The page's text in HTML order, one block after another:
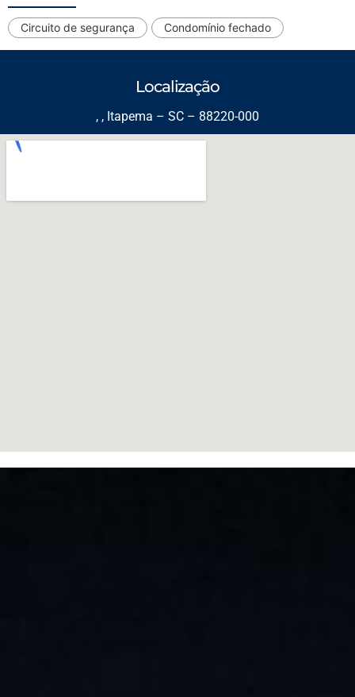
Circuito de segurança Condomínio fechado
Localização
, , Itapema – SC – 88220-000